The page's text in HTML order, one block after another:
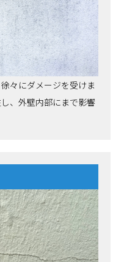
々にダメージを受けま
、外壁内部にまで影響